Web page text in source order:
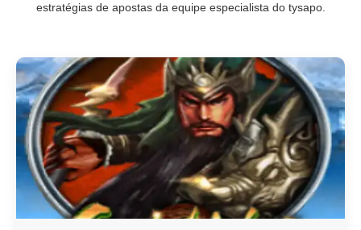
estratégias de apostas da equipe especialista do tysapo.